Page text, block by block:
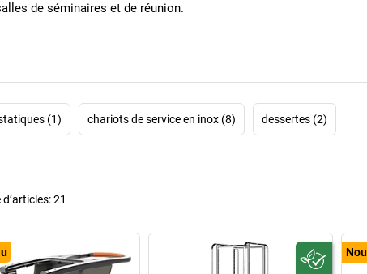
de séminaires et de réunion.
(1) chariots de service en inox (8) dessertes (2)
21